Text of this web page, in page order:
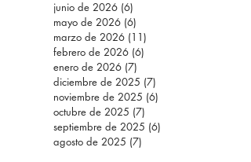
junio de 2026 (6)
mayo de 2026 (6)
marzo de 2026 (11)
febrero de 2026 (6)
enero de 2026 (7)
diciembre de 2025 (7)
noviembre de 2025 (6)
octubre de 2025 (7)
septiembre de 2025 (6)
agosto de 2025 (7)